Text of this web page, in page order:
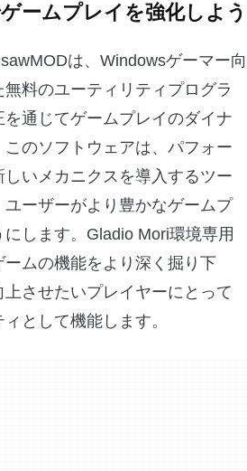
ームプレイを強化しよう
は、Windowsゲーマー向
料のユーティリティプログラ
通じてゲームプレイのダイナ
このソフトウェアは、パフォー
いメカニクスを導入するツー
ーザーがより豊かなゲームプ
します。Gladio Mori環境専用
ムの機能をより深く掘り下
させたいプレイヤーにとって
として機能します。